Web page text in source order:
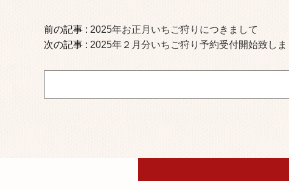
前の記事 : 2025年お正月いちご狩りにつきまして
次の記事 : 2025年２月分いちご狩り予約受付開始致しま